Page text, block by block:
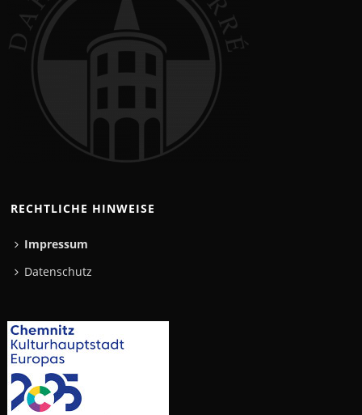
RECHTLICHE HINWEISE
Impressum
Datenschutz